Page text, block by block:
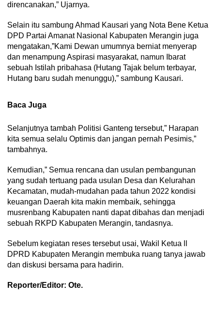
direncanakan,” Ujarnya.
Selain itu sambung Ahmad Kausari yang Nota Bene Ketua
DPD Partai Amanat Nasional Kabupaten Merangin juga
mengatakan,”Kami Dewan umumnya berniat menyerap
dan menampung Aspirasi masyarakat, namun Ibarat
sebuah Istilah pribahasa (Hutang Tajak belum terbayar,
Hutang baru sudah menunggu),” sambung Kausari.
Baca Juga
Selanjutnya tambah Politisi Ganteng tersebut,” Harapan
kita semua selalu Optimis dan jangan pernah Pesimis,”
tambahnya.
Kemudian,” Semua rencana dan usulan pembangunan
yang sudah tertuang pada usulan Desa dan Kelurahan
Kecamatan, mudah-mudahan pada tahun 2022 kondisi
keuangan Daerah kita makin membaik, sehingga
musrenbang Kabupaten nanti dapat dibahas dan menjadi
sebuah RKPD Kabupaten Merangin, tandasnya.
Sebelum kegiatan reses tersebut usai, Wakil Ketua ll
DPRD Kabupaten Merangin membuka ruang tanya jawab
dan diskusi bersama para hadirin.
Reporter/Editor: Ote.